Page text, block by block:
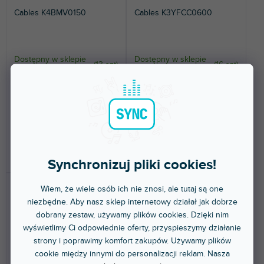
Synchronizuj pliki cookies!
Wiem, że wiele osób ich nie znosi, ale tutaj są one
niezbędne. Aby nasz sklep internetowy działał jak dobrze
dobrany zestaw, używamy plików cookies. Dzięki nim
wyświetlimy Ci odpowiednie oferty, przyspieszymy działanie
strony i poprawimy komfort zakupów. Używamy plików
cookie między innymi do personalizacji reklam. Nasza
Cables K4BMV0150
Dostępny w sklepie
(13 szt)
Cables K3YFCC0600
Dostępny w sklepie
(16 szt)
48,80 zł
Kabel audio XLR żeński vs. 2 x
RCA męski. Długość 6 m.